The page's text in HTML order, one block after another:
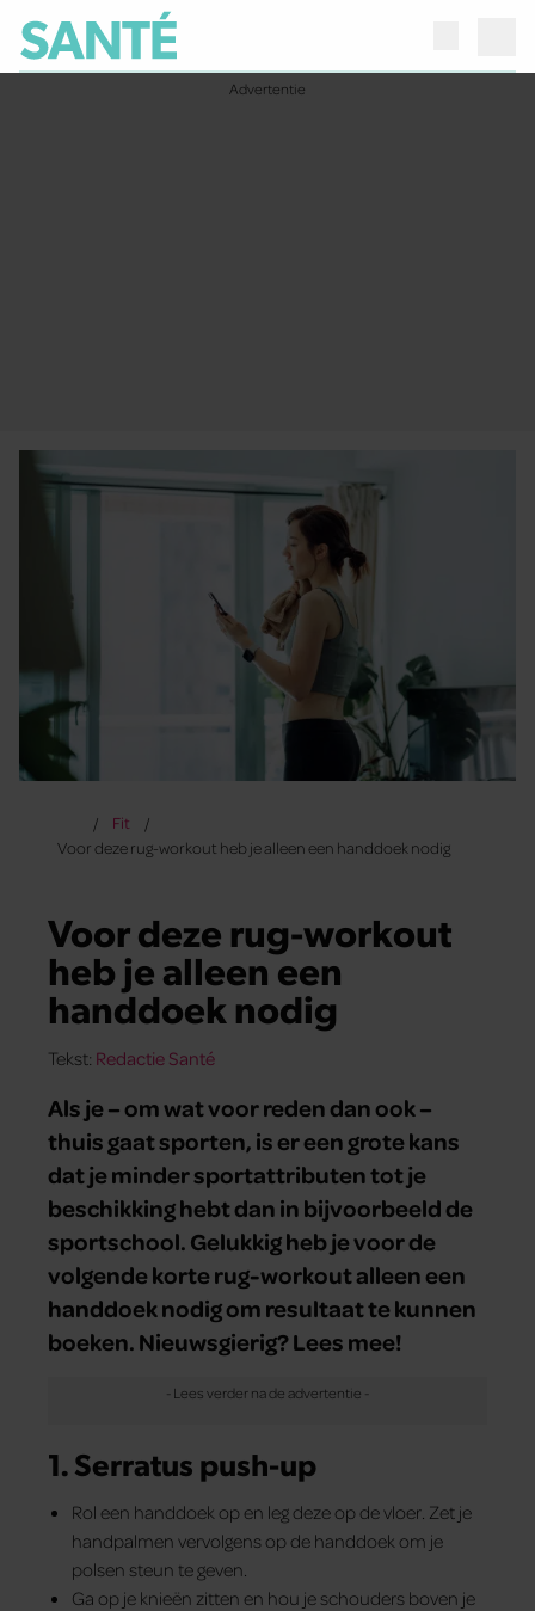
Fit
Voor deze rug-workout heb je alleen een handdoek nodig
Voor deze rug-workout
heb je alleen een
handdoek nodig
Tekst: Redactie Santé
Als je – om wat voor reden dan ook –
thuis gaat sporten, is er een grote kans
dat je minder sportattributen tot je
beschikking hebt dan in bijvoorbeeld de
sportschool. Gelukkig heb je voor de
volgende korte rug-workout alleen een
handdoek nodig om resultaat te kunnen
boeken. Nieuwsgierig? Lees mee!
1. Serratus push-up
Rol een handdoek op en leg deze op de vloer. Zet je
handpalmen vervolgens op de handdoek om je
polsen steun te geven.
Ga op je knieën zitten en hou je schouders boven je